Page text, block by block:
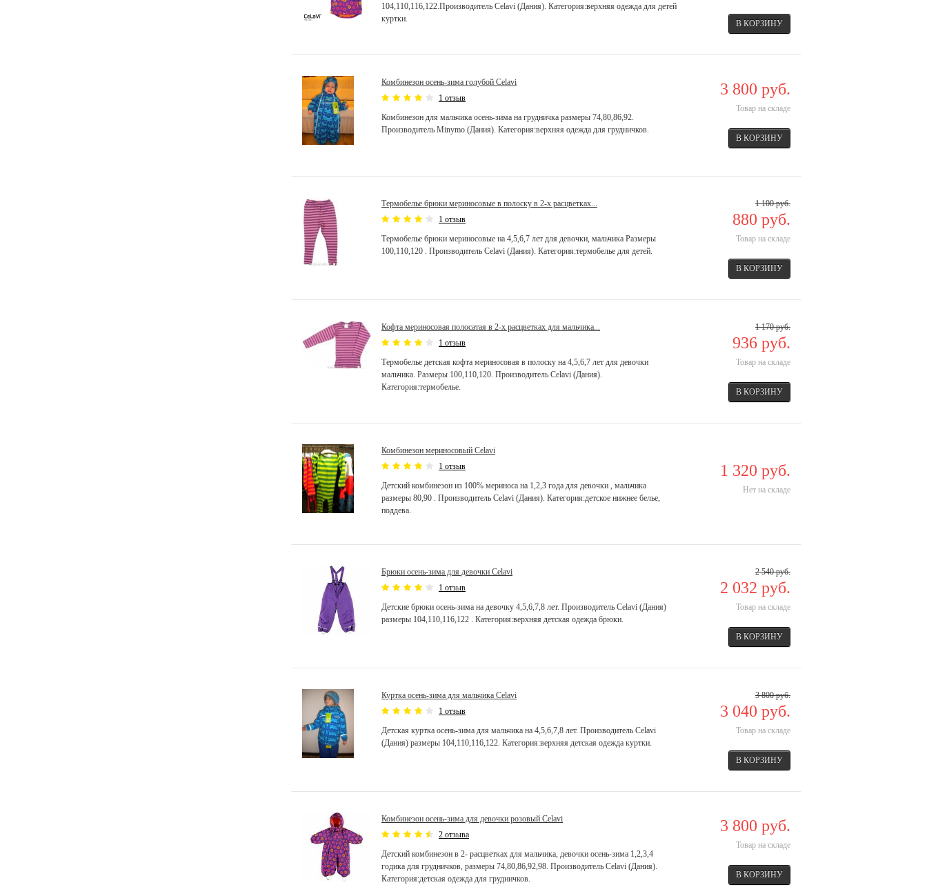
104,110,116,122.Производитель Celavi (Дания). Категория:верхняя одежда для детей
куртки.
Комбинезон осень-зима голубой Celavi
1 отзыв
Комбинезон для мальчика осень-зима на грудничка размеры 74,80,86,92.
Производитель Minymo (Дания). Категория:верхняя одежда для грудничков.
3 800 руб.
Товар на складе
Термобелье брюки мериносовые в полоску в 2-х расцветках...
1 отзыв
Термобелье брюки мериносовые на 4,5,6,7 лет для девочки, мальчика Размеры
100,110,120 . Производитель Celavi (Дания). Категория:термобелье для детей.
1 100 руб.
880 руб.
Товар на складе
Кофта мериносовая полосатая в 2-х расцветках для мальчика...
1 отзыв
Термобелье детская кофта мериносовая в полоску на 4,5,6,7 лет для девочки
мальчика. Размеры 100,110,120. Производитель Celavi (Дания).
Категория:термобелье.
1 170 руб.
936 руб.
Товар на складе
Комбинезон мериносовый Celavi
1 отзыв
Детский комбинезон из 100% мериноса на 1,2,3 года для девочки , мальчика
размеры 80,90 . Производитель Celavi (Дания). Категория:детское нижнее белье,
поддева.
1 320 руб.
Нет на складе
Брюки осень-зима для девочки Celavi
1 отзыв
Детские брюки осень-зима на девочку 4,5,6,7,8 лет. Производитель Celavi (Дания)
размеры 104,110,116,122 . Категория:верхняя детская одежда брюки.
2 540 руб.
2 032 руб.
Товар на складе
Куртка осень-зима для мальчика Celavi
1 отзыв
Детская куртка осень-зима для мальчика на 4,5,6,7,8 лет. Производитель Celavi
(Дания) размеры 104,110,116,122. Категория:верхняя детская одежда куртки.
3 800 руб.
3 040 руб.
Товар на складе
Комбинезон осень-зима для девочки розовый Celavi
2 отзыва
Детский комбинезон в 2- расцветках для мальчика, девочки осень-зима 1,2,3,4
годика для грудничков, размеры 74,80,86,92,98. Производитель Celavi (Дания).
Категория:детская одежда для грудничков.
3 800 руб.
Товар на складе